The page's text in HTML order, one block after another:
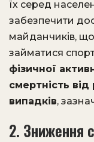
їх серед
забезпечити
майданчиків,
займатися
фізичної
смертність від
випадків,
2. Зниження